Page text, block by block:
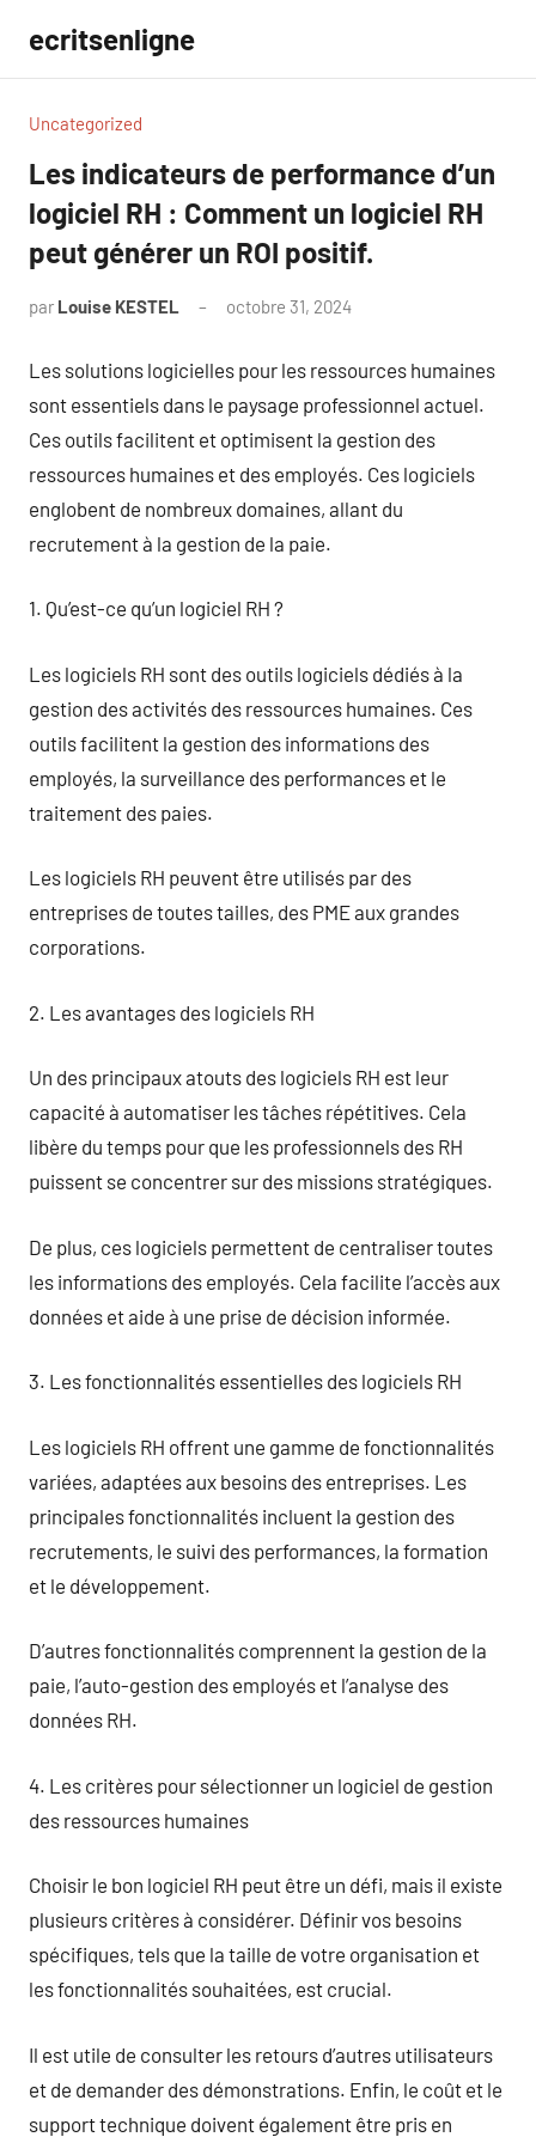
contenu
ecritsenligne
Uncategorized
Les indicateurs de performance d’un
logiciel RH : Comment un logiciel RH
peut générer un ROI positif.
par Louise KESTEL octobre 31, 2024
Les solutions logicielles pour les ressources humaines
sont essentiels dans le paysage professionnel actuel.
Ces outils facilitent et optimisent la gestion des
ressources humaines et des employés. Ces logiciels
englobent de nombreux domaines, allant du
recrutement à la gestion de la paie.
1. Qu’est-ce qu’un logiciel RH ?
Les logiciels RH sont des outils logiciels dédiés à la
gestion des activités des ressources humaines. Ces
outils facilitent la gestion des informations des
employés, la surveillance des performances et le
traitement des paies.
Les logiciels RH peuvent être utilisés par des
entreprises de toutes tailles, des PME aux grandes
corporations.
2. Les avantages des logiciels RH
Un des principaux atouts des logiciels RH est leur
capacité à automatiser les tâches répétitives. Cela
libère du temps pour que les professionnels des RH
puissent se concentrer sur des missions stratégiques.
De plus, ces logiciels permettent de centraliser toutes
les informations des employés. Cela facilite l’accès aux
données et aide à une prise de décision informée.
3. Les fonctionnalités essentielles des logiciels RH
Les logiciels RH offrent une gamme de fonctionnalités
variées, adaptées aux besoins des entreprises. Les
principales fonctionnalités incluent la gestion des
recrutements, le suivi des performances, la formation
et le développement.
D’autres fonctionnalités comprennent la gestion de la
paie, l’auto-gestion des employés et l’analyse des
données RH.
4. Les critères pour sélectionner un logiciel de gestion
des ressources humaines
Choisir le bon logiciel RH peut être un défi, mais il existe
plusieurs critères à considérer. Définir vos besoins
spécifiques, tels que la taille de votre organisation et
les fonctionnalités souhaitées, est crucial.
Il est utile de consulter les retours d’autres utilisateurs
et de demander des démonstrations. Enfin, le coût et le
support technique doivent également être pris en